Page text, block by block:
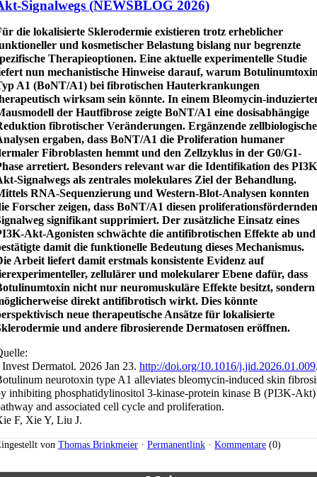
Signalwegs (NEWSBLOG 2026)
die lokalisierte Sklerodermie existieren trotz erheblicher
und kosmetischer Belastung bislang nur begrenzte
Therapieoptionen. Eine aktuelle experimentelle Studie
nun mechanistische Hinweise darauf, warum
A1 (BoNT/A1) bei fibrotischen Hauterkrankungen
wirksam sein könnte. In einem Bleomycin-
der Hautfibrose zeigte BoNT/A1 eine dosisabhängige
fibrotischer Veränderungen. Ergänzende zellbiologische
ergaben, dass BoNT/A1 die Proliferation humaner
Fibroblasten hemmt und den Zellzyklus in der G0/G1-
arretiert. Besonders relevant war die Identifikation des
Signalwegs als zentrales molekulares Ziel der Behandlung.
RNA-Sequenzierung und Western-Blot-Analysen konnten
Forscher zeigen, dass BoNT/A1 diesen proliferationsfördernden
signifikant supprimiert. Der zusätzliche Einsatz eines
Akt-Agonisten schwächte die antifibrotischen Effekte ab und
damit die funktionelle Bedeutung dieses Mechanismus.
Arbeit liefert damit erstmals konsistente Evidenz auf
zellulärer und molekularer Ebene dafür, dass
nicht nur neuromuskuläre Effekte besitzt, sondern
direkt antifibrotisch wirkt. Dies könnte
neue therapeutische Ansätze für lokalisierte
und andere fibrosierende Dermatosen eröffnen.
Invest Dermatol. 2026 Jan 23. http://doi.org/10.1016/j.jid.2026.01.009
neurotoxin type A1 alleviates bleomycin-induced skin
inhibiting phosphatidylinositol 3-kinase-protein kinase B (PI3K-Akt)
and associated cell cycle and proliferation.
F, Xie Y, Liu J.
von Thomas Brinkmeier · Permanentlink · Kommentare (0)